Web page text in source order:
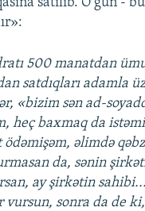
500 manatdan
satdıqları adamla
«bizim sən ad-
heç baxmaq da
ödəmişəm, əlimdə
da, sənin
ay şirkətin
vursun, sonra da de